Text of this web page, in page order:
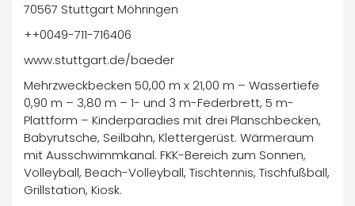
70567 Stuttgart Möhringen
++0049-711-716406
www.stuttgart.de/baeder
Mehrzweckbecken 50,00 m x 21,00 m – Wassertiefe
0,90 m – 3,80 m – 1- und 3 m-Federbrett, 5 m-
Plattform – Kinderparadies mit drei Planschbecken,
Babyrutsche, Seilbahn, Klettergerüst. Wärmeraum
mit Ausschwimmkanal. FKK-Bereich zum Sonnen,
Volleyball, Beach-Volleyball, Tischtennis, Tischfußball,
Grillstation, Kiosk.